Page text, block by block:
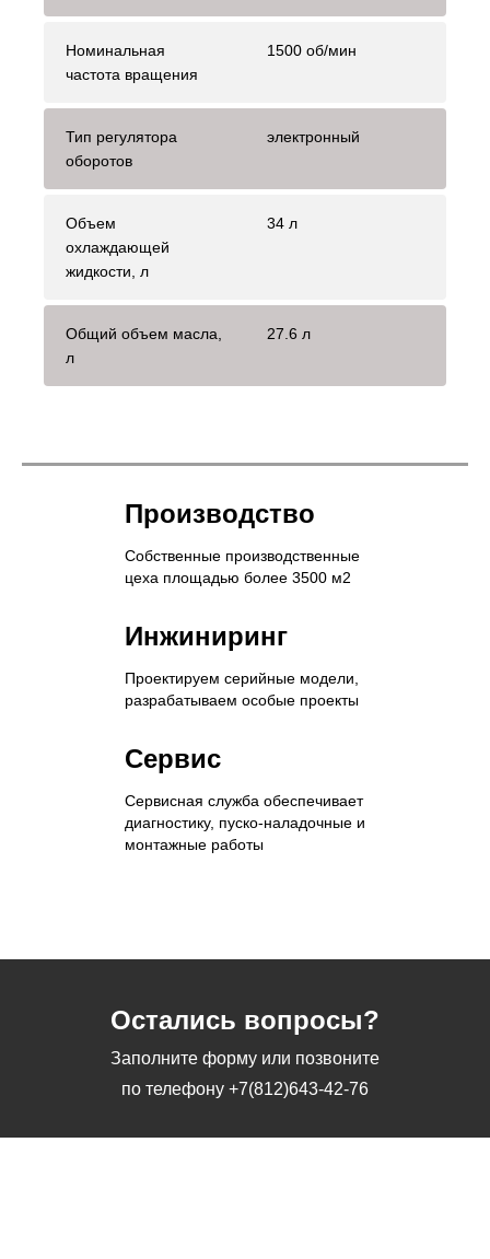
Номинальная
частота вращения
1500 об/мин
Тип регулятора
оборотов
электронный
Объем
охлаждающей
жидкости, л
34 л
Общий объем масла,
л
27.6 л
Производство
Собственные производственные
цеха площадью более 3500 м2
Инжиниринг
Проектируем серийные модели,
разрабатываем особые проекты
Сервис
Сервисная служба обеспечивает
диагностику, пуско-наладочные и
монтажные работы
Остались вопросы?
Заполните форму или позвоните
по телефону +7(812)643-42-76